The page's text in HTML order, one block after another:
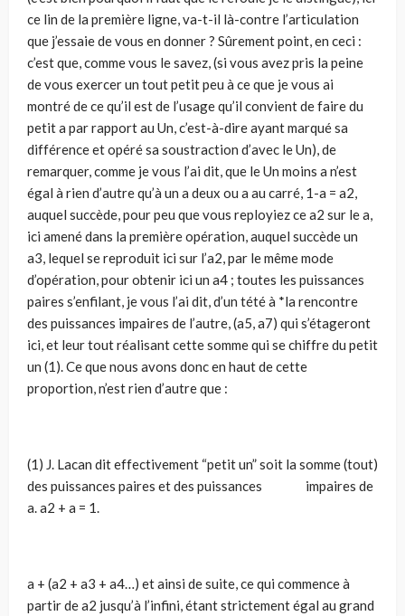
ce lin de la première ligne, va-t-il là-contre l’articulation
que j’essaie de vous en donner ? Sûrement point, en ceci :
c’est que, comme vous le savez, (si vous avez pris la peine
de vous exercer un tout petit peu à ce que je vous ai
montré de ce qu’il est de l’usage qu’il convient de faire du
petit a par rapport au Un, c’est-à-dire ayant marqué sa
différence et opéré sa soustraction d’avec le Un), de
remarquer, comme je vous l’ai dit, que le Un moins a n’est
égal à rien d’autre qu’à un a deux ou a au carré, 1-a = a2,
auquel succède, pour peu que vous reployiez ce a2 sur le a,
ici amené dans la première opération, auquel succède un
a3, lequel se reproduit ici sur l’a2, par le même mode
d’opération, pour obtenir ici un a4 ; toutes les puissances
paires s’enfilant, je vous l’ai dit, d’un tété à *la rencontre
des puissances impaires de l’autre, (a5, a7) qui s’étageront
ici, et leur tout réalisant cette somme qui se chiffre du petit
un (1). Ce que nous avons donc en haut de cette
proportion, n’est rien d’autre que :
(1) J. Lacan dit effectivement “petit un” soit la somme (tout)
des puissances paires et des puissances impaires de
a. a2 + a = 1.
a + (a2 + a3 + a4…) et ainsi de suite, ce qui commence à
partir de a2 jusqu’à l’infini, étant strictement égal au grand